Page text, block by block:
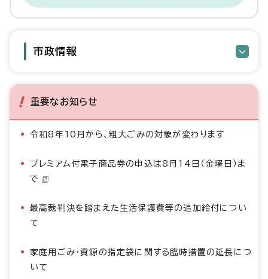
市政情報
重要なお知らせ
令和8年10月から、粗大ごみの対象が変わります
プレミアム付電子商品券の申込は8月14日（金曜日）ま
で
最高裁判決を踏まえた生活保護費等の追加給付につい
て
家庭用ごみ・資源の指定袋に関する臨時措置の延長につ
いて